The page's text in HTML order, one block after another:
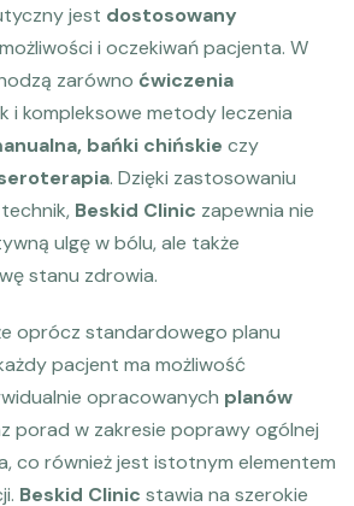
jest dostosowany
i oczekiwań pacjenta. W
zarówno ćwiczenia
i kompleksowe metody leczenia
bańki chińskie czy
. Dzięki zastosowaniu
Beskid Clinic zapewnia nie
ulgę w bólu, ale także
stanu zdrowia.
oprócz standardowego planu
pacjent ma możliwość
opracowanych planów
porad w zakresie poprawy ogólnej
co również jest istotnym elementem
Beskid Clinic stawia na szerokie